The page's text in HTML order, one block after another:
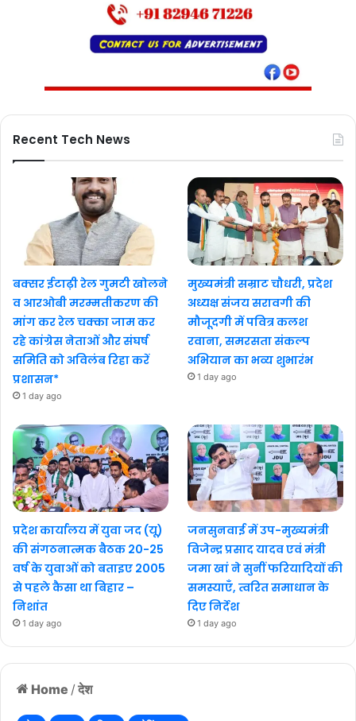
Home / देश
Recent Tech News
बक्सर ईटाढ़ी रेल गुमटी खोलने
व आरओबी मरम्मतीकरण की
मांग कर रेल चक्का जाम कर
रहे कांग्रेस नेताओं और संघर्ष
समिति को अविलंब रिहा करें
प्रशासन*
1 day ago
मुख्यमंत्री सम्राट चौधरी, प्रदेश
अध्यक्ष संजय सरावगी की
मौजूदगी में पवित्र कलश
रवाना, समरसता संकल्प
अभियान का भव्य शुभारंभ
1 day ago
प्रदेश कार्यालय में युवा जद (यू)
की संगठनात्मक बैठक 20-25
वर्ष के युवाओं को बताइए 2005
से पहले कैसा था बिहार –
निशांत
1 day ago
जनसुनवाई में उप-मुख्यमंत्री
विजेन्द्र प्रसाद यादव एवं मंत्री
जमा खां ने सुनीं फरियादियों की
समस्याएँ, त्वरित समाधान के
दिए निर्देश
1 day ago